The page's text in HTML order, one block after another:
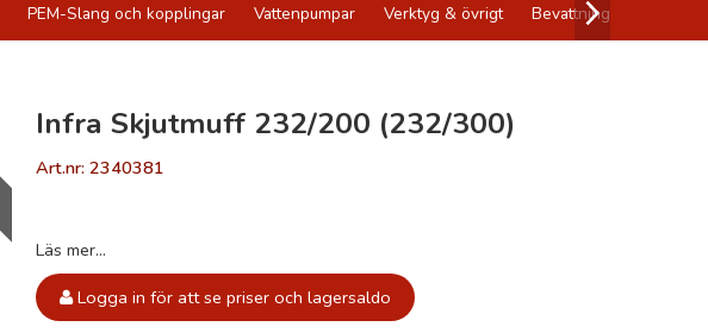
PEM-Slang och kopplingar Vattenpumpar Verktyg & övrigt Bevattning
Infra Skjutmuff 232/200 (232/300)
Art.nr: 2340381
Läs mer...
Logga in för att se priser och lagersaldo